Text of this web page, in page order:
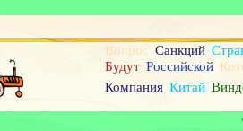
Вопрос Санкций
Будут Российской
Компания Китай